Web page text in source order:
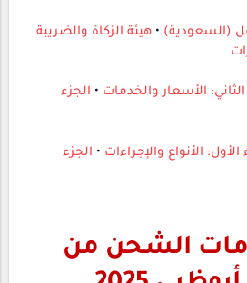
(السعودية) • هيئة الزكاة والضريبة
الثاني: الأسعار والخدمات • الجزء
الأول: الأنواع والإجراءات • الجزء
الشحن من